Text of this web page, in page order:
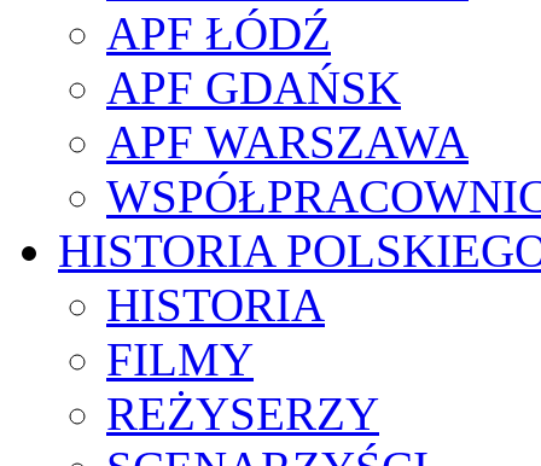
APF ŁÓDŹ
APF GDAŃSK
APF WARSZAWA
HISTORIA
HISTORIA
FILMY
REŻYSERZY